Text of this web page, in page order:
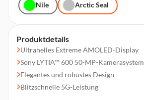
Produktdetails
Ultrahelles Extreme AMOLED-Display
Sony LYTIA™ 600 50-MP-Kamerasystem
Elegantes und robustes Design
Blitzschnelle 5G-Leistung
Nile
Arctic Seal